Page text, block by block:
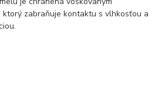
ktorý zabraňuje kontaktu s vlhkosťou a
pred inštaláciou.